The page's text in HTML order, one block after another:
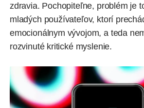
zdravia. Pochopiteľne, problém je
mladých používateľov, ktorí
emocionálnym vývojom, a teda
rozvinuté kritické myslenie.